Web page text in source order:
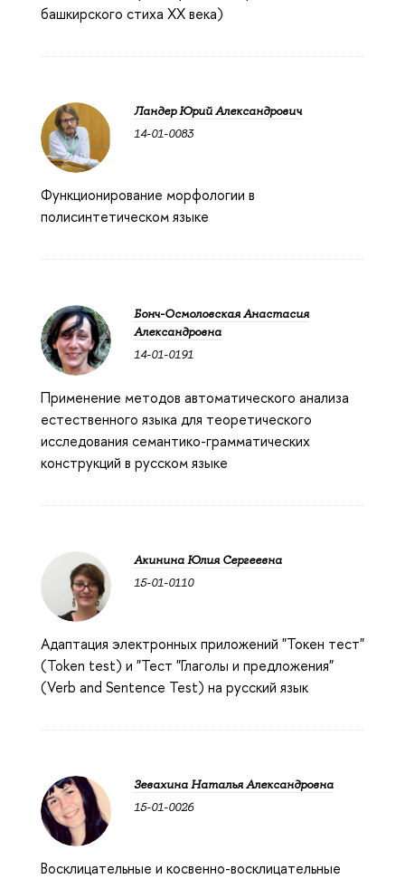
башкирского стиха XX века)
Ландер Юрий Александрович
14-01-0083
Функционирование морфологии в
полисинтетическом языке
Бонч-Осмоловская Анастасия
Александровна
14-01-0191
Применение методов автоматического анализа
естественного языка для теоретического
исследования семантико-грамматических
конструкций в русском языке
Акинина Юлия Сергеевна
15-01-0110
Адаптация электронных приложений "Токен тест"
(Token test) и "Тест "Глаголы и предложения"
(Verb and Sentence Test) на русский язык
Зевахина Наталья Александровна
15-01-0026
Восклицательные и косвенно-восклицательные